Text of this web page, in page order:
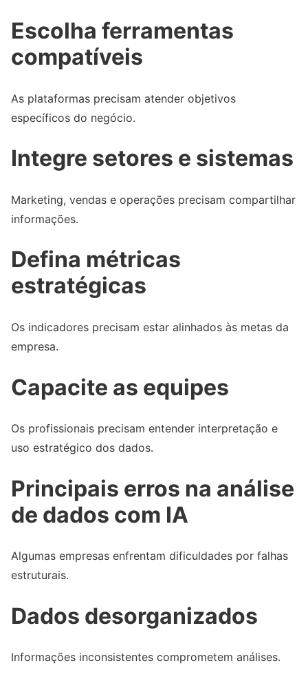
Escolha ferramentas
compatíveis
As plataformas precisam atender objetivos
específicos do negócio.
Integre setores e sistemas
Marketing, vendas e operações precisam compartilhar
informações.
Defina métricas
estratégicas
Os indicadores precisam estar alinhados às metas da
empresa.
Capacite as equipes
Os profissionais precisam entender interpretação e
uso estratégico dos dados.
Principais erros na análise
de dados com IA
Algumas empresas enfrentam dificuldades por falhas
estruturais.
Dados desorganizados
Informações inconsistentes comprometem análises.